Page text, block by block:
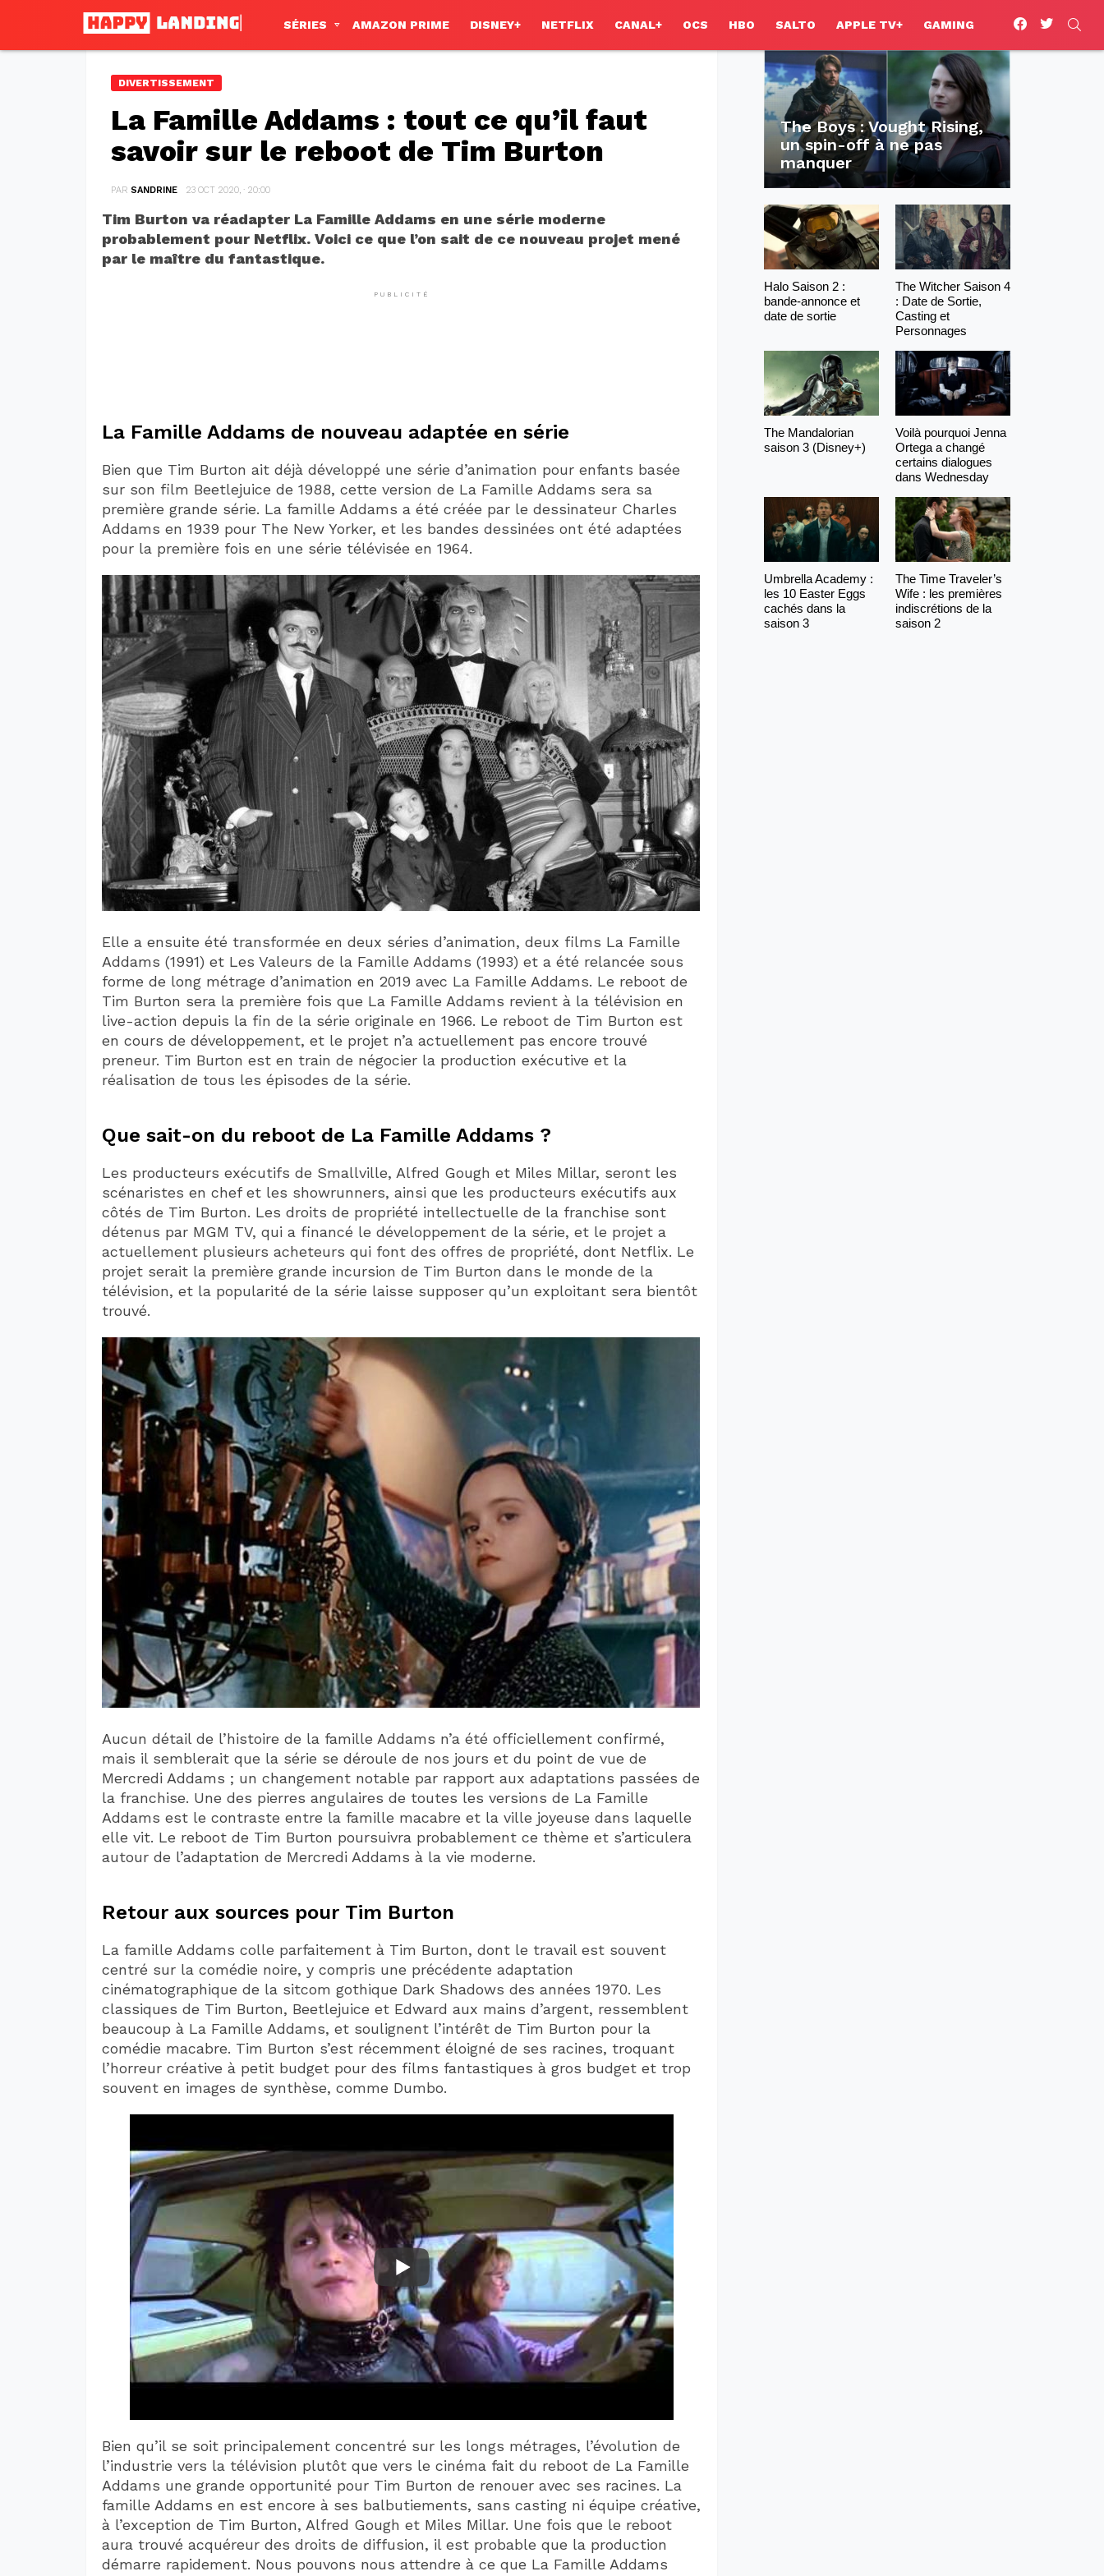
SÉRIES AMAZON PRIME DISNEY+ NETFLIX CANAL+ OCS HBO SALTO APPLE TV+ GAMING
facebooktwitter
DIVERTISSEMENT
La Famille Addams : tout ce qu’il faut
savoir sur le reboot de Tim Burton
PAR SANDRINE 23 OCT 2020, · 20:00
Tim Burton va réadapter La Famille Addams en une série moderne
probablement pour Netflix. Voici ce que l’on sait de ce nouveau projet mené
par le maître du fantastique.
PUBLICITÉ
La Famille Addams de nouveau adaptée en série
Bien que Tim Burton ait déjà développé une série d’animation pour enfants basée
sur son film Beetlejuice de 1988, cette version de La Famille Addams sera sa
première grande série. La famille Addams a été créée par le dessinateur Charles
Addams en 1939 pour The New Yorker, et les bandes dessinées ont été adaptées
pour la première fois en une série télévisée en 1964.
Elle a ensuite été transformée en deux séries d’animation, deux films La Famille
Addams (1991) et Les Valeurs de la Famille Addams (1993) et a été relancée sous
forme de long métrage d’animation en 2019 avec La Famille Addams. Le reboot de
Tim Burton sera la première fois que La Famille Addams revient à la télévision en
live-action depuis la fin de la série originale en 1966. Le reboot de Tim Burton est
en cours de développement, et le projet n’a actuellement pas encore trouvé
preneur. Tim Burton est en train de négocier la production exécutive et la
réalisation de tous les épisodes de la série.
Que sait-on du reboot de La Famille Addams ?
Les producteurs exécutifs de Smallville, Alfred Gough et Miles Millar, seront les
scénaristes en chef et les showrunners, ainsi que les producteurs exécutifs aux
côtés de Tim Burton. Les droits de propriété intellectuelle de la franchise sont
détenus par MGM TV, qui a financé le développement de la série, et le projet a
actuellement plusieurs acheteurs qui font des offres de propriété, dont Netflix. Le
projet serait la première grande incursion de Tim Burton dans le monde de la
télévision, et la popularité de la série laisse supposer qu’un exploitant sera bientôt
trouvé.
Aucun détail de l’histoire de la famille Addams n’a été officiellement confirmé,
mais il semblerait que la série se déroule de nos jours et du point de vue de
Mercredi Addams ; un changement notable par rapport aux adaptations passées de
la franchise. Une des pierres angulaires de toutes les versions de La Famille
Addams est le contraste entre la famille macabre et la ville joyeuse dans laquelle
elle vit. Le reboot de Tim Burton poursuivra probablement ce thème et s’articulera
autour de l’adaptation de Mercredi Addams à la vie moderne.
Retour aux sources pour Tim Burton
La famille Addams colle parfaitement à Tim Burton, dont le travail est souvent
centré sur la comédie noire, y compris une précédente adaptation
cinématographique de la sitcom gothique Dark Shadows des années 1970. Les
classiques de Tim Burton, Beetlejuice et Edward aux mains d’argent, ressemblent
beaucoup à La Famille Addams, et soulignent l’intérêt de Tim Burton pour la
comédie macabre. Tim Burton s’est récemment éloigné de ses racines, troquant
l’horreur créative à petit budget pour des films fantastiques à gros budget et trop
souvent en images de synthèse, comme Dumbo.
Bien qu’il se soit principalement concentré sur les longs métrages, l’évolution de
l’industrie vers la télévision plutôt que vers le cinéma fait du reboot de La Famille
Addams une grande opportunité pour Tim Burton de renouer avec ses racines. La
famille Addams en est encore à ses balbutiements, sans casting ni équipe créative,
à l’exception de Tim Burton, Alfred Gough et Miles Millar. Une fois que le reboot
aura trouvé acquéreur des droits de diffusion, il est probable que la production
démarre rapidement. Nous pouvons nous attendre à ce que La Famille Addams
The Boys : Vought Rising,
un spin-off à ne pas
manquer
Halo Saison 2 :
bande-annonce et
date de sortie
The Witcher Saison 4
: Date de Sortie,
Casting et
Personnages
The Mandalorian
saison 3 (Disney+)
Voilà pourquoi Jenna
Ortega a changé
certains dialogues
dans Wednesday
Umbrella Academy :
les 10 Easter Eggs
cachés dans la
saison 3
The Time Traveler’s
Wife : les premières
indiscrétions de la
saison 2